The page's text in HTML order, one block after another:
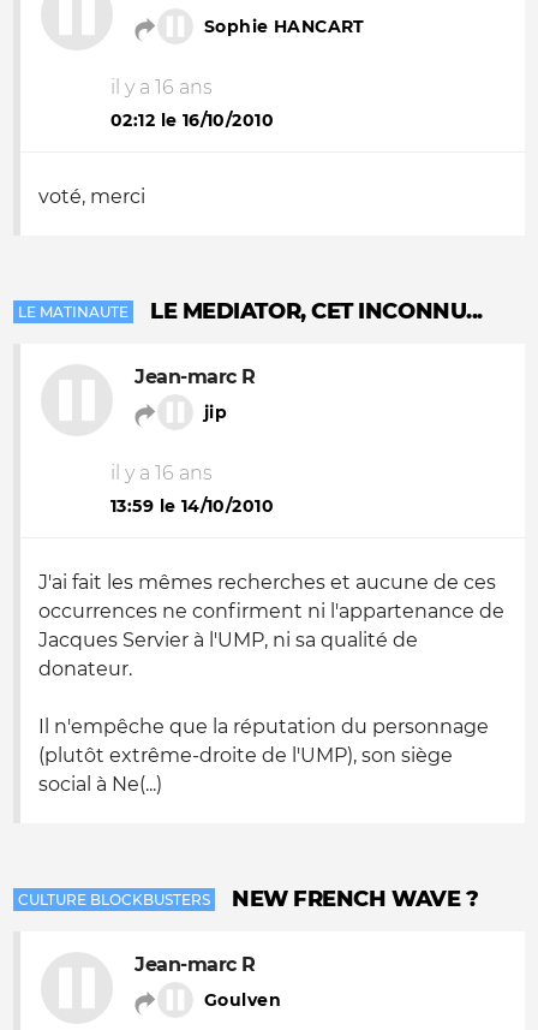
Sophie HANCART
il y a 16 ans
02:12 le 16/10/2010
voté, merci
LE MATINAUTE LE MEDIATOR, CET INCONNU...
Jean-marc R
jip
il y a 16 ans
13:59 le 14/10/2010
J'ai fait les mêmes recherches et aucune de ces
occurrences ne confirment ni l'appartenance de
Jacques Servier à l'UMP, ni sa qualité de
donateur.
Il n'empêche que la réputation du personnage
(plutôt extrême-droite de l'UMP), son siège
social à Ne(...)
CULTURE BLOCKBUSTERS NEW FRENCH WAVE ?
Jean-marc R
Goulven